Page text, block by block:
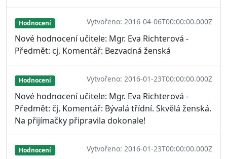
Hodnocení Vytvořeno: 2016-04-06T00:00:00.000Z
Nové hodnocení učitele: Mgr. Eva Richterová -
Předmět: cj, Komentář: Bezvadná ženská
Hodnocení Vytvořeno: 2016-01-23T00:00:00.000Z
Nové hodnocení učitele: Mgr. Eva Richterová -
Předmět: čj, Komentář: Bývalá třídní. Skvělá ženská.
Na přijímačky připravila dokonale!
Hodnocení Vytvořeno: 2016-01-23T00:00:00.000Z